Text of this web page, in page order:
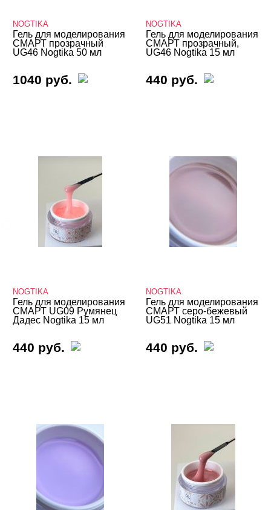
Гель-желе
Гели 3D и 4D
Cвернуть
NOGTIKA
Cвернуть
NOGTIKA
Гель для моделирования
СМАРТ прозрачный
UG46 Nogtika 50 мл
1040 руб.
NOGTIKA
Гель для моделирования
СМАРТ прозрачный,
UG46 Nogtika 15 мл
440 руб.
NOGTIKA
Гель для моделирования
СМАРТ UG09 Румянец
Дадес Nogtika 15 мл
440 руб.
NOGTIKA
Гель для моделирования
СМАРТ серо-бежевый
UG51 Nogtika 15 мл
440 руб.